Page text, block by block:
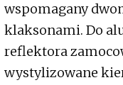
wspomagany
klaksonami. Do
reflektora
wystylizowane